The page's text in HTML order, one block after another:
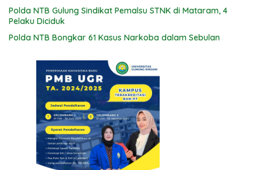
Polda NTB Gulung Sindikat Pemalsu STNK di Mataram, 4
Pelaku Diciduk
Polda NTB Bongkar 61 Kasus Narkoba dalam Sebulan